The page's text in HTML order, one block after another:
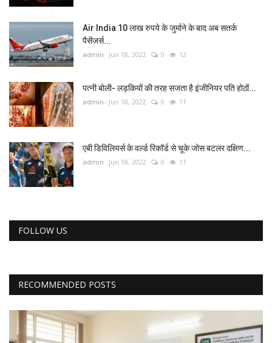
Air India 10 लाख रुपये के जुर्माने के बाद अब सतर्क
पैसेंजर्स...
admin Jun 18, 2022 0 12
पत्नी बोली- लड़कियों की तरह सजता है इंजीनियर पति होठों...
admin Jun 18, 2022 0 11
एबी डिविलियर्स के वर्ल्ड रिकॉर्ड से चूके जोस बटलर दक्षिण...
admin Jun 18, 2022 0 11
FOLLOW US
RECOMMENDED POSTS